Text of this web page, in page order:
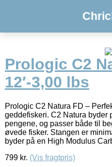
Prologic C2
12′-3,00 lbs
Prologic C2 Natura FD –
geddefiskeri. C2 Natura byder
pengene, og passer både til
øvede fisker. Stangen er
byder på en High Modulus
799 kr. (Vis fragtpris)